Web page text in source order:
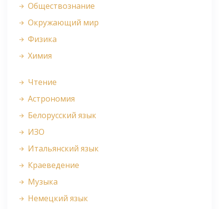
Обществознание
Окружающий мир
Физика
Химия
Чтение
Астрономия
Белорусский язык
ИЗО
Итальянский язык
Краеведение
Музыка
Немецкий язык